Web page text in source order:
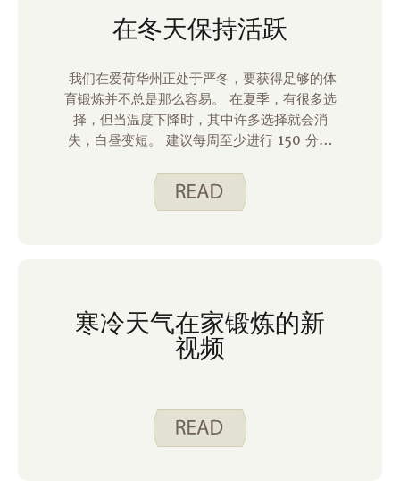
在冬天保持活跃
我们在爱荷华州正处于严冬，要获得足够的体
育锻炼并不总是那么容易。 在夏季，有很多选
择，但当温度下降时，其中许多选择就会消
失，白昼变短。 建议每周至少进行 150 分钟
的活动水平，请不要担心，我们有一些想法！
寒冷天气在家锻炼的新
视频